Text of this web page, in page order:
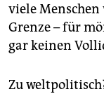
viele
Grenze – für
gar keinen
Zu